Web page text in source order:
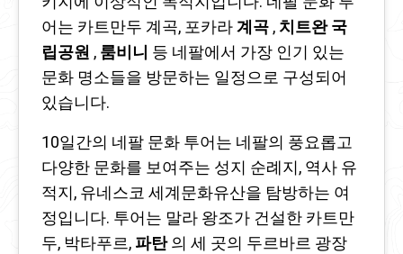
어는 카트만두 계곡, 포카라계곡 , 치트완 국
립공원 , 룸비니 등 네팔에서 가장 인기 있는
문화 명소들을 방문하는 일정으로 구성되어
있습니다.
10일간의 네팔 문화 투어는 네팔의 풍요롭고
다양한 문화를 보여주는 성지 순례지, 역사 유
적지, 유네스코 세계문화유산을 탐방하는 여
정입니다. 투어는 말라 왕조가 건설한 카트만
두, 박타푸르, 파탄의 세 곳의 두르바르 광장